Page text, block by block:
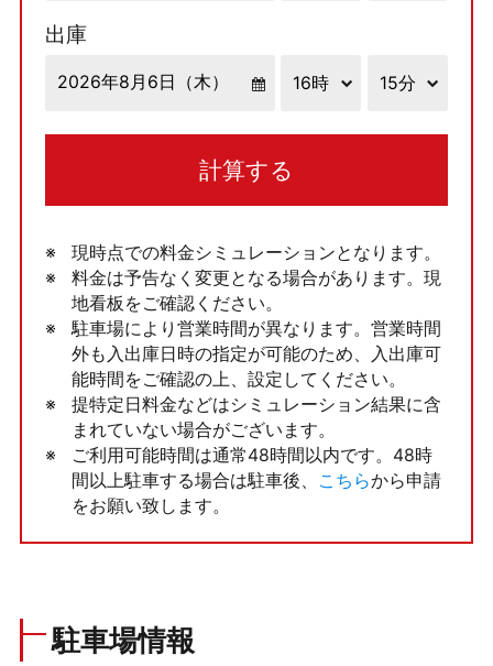
出庫
計算する
現時点での料金シミュレーションとなります。
料金は予告なく変更となる場合があります。現
地看板をご確認ください。
駐車場により営業時間が異なります。営業時間
外も入出庫日時の指定が可能のため、入出庫可
能時間をご確認の上、設定してください。
提特定日料金などはシミュレーション結果に含
まれていない場合がございます。
ご利用可能時間は通常48時間以内です。48時
間以上駐車する場合は駐車後、
こちらから申請
をお願い致します。
駐車場情報